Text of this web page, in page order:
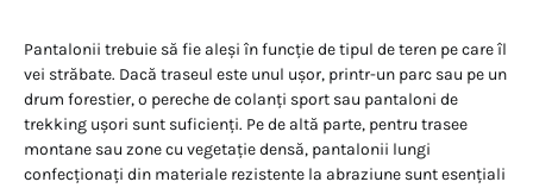
Pantalonii trebuie să fie aleși în funcție de tipul de teren pe care îl
vei străbate. Dacă traseul este unul ușor, printr-un parc sau pe un
drum forestier, o pereche de colanți sport sau pantaloni de
trekking ușori sunt suficienți. Pe de altă parte, pentru trasee
montane sau zone cu vegetație densă, pantalonii lungi
confecționați din materiale rezistente la abraziune sunt esențiali